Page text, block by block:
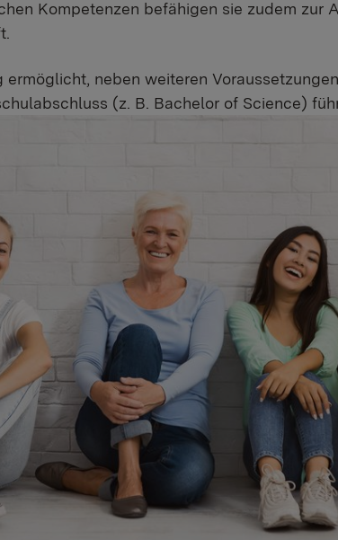
Kompetenzen befähigen sie zudem zur
neben weiteren
(z. B. Bachelor of Science)